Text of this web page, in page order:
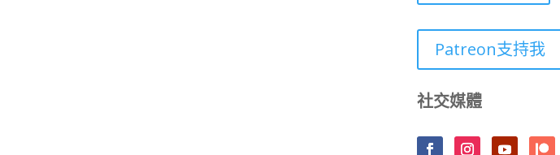
Patreon支持我
社交媒體